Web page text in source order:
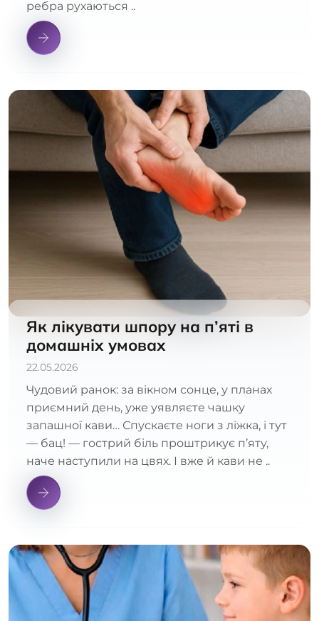
ребра рухаються ..
Як лікувати шпору на п’яті в
домашніх умовах
22.05.2026
Чудовий ранок: за вікном сонце, у планах
приємний день, уже уявляєте чашку
запашної кави… Спускаєте ноги з ліжка, і тут
— бац! — гострий біль проштрикує п’яту,
наче наступили на цвях. І вже й кави не ..